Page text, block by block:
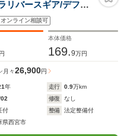
リバースギア/デフロ
/パワステ/パワーウ
ト
オンライン相談可
本体価格
169.9万円
月々26,900円
年 走行 0.9万km
修復
なし
付 整備
法定整備付
県西宮市